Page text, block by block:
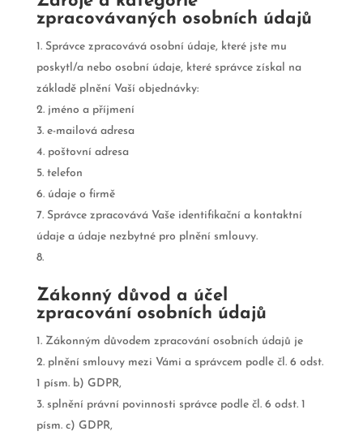
zpracovávaných osobních údajů
Správce zpracovává osobní údaje, které jste mu
poskytl/a nebo osobní údaje, které správce získal na
základě plnění Vaší objednávky:
jméno a příjmení
e-mailová adresa
poštovní adresa
telefon
údaje o firmě
Správce zpracovává Vaše identifikační a kontaktní
údaje a údaje nezbytné pro plnění smlouvy.
Zákonný důvod a účel
zpracování osobních údajů
Zákonným důvodem zpracování osobních údajů je
plnění smlouvy mezi Vámi a správcem podle čl. 6 odst.
1 písm. b) GDPR,
splnění právní povinnosti správce podle čl. 6 odst. 1
písm. c) GDPR,